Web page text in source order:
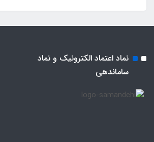
نماد اعتماد الکترونیک و نماد
ساماندهی